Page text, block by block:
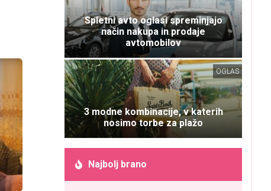
Spletni avto oglasi spreminjajo
način nakupa in prodaje
avtomobilov
OGLAS
3 modne kombinacije, v katerih
nosimo torbe za plažo
Najbolj brano